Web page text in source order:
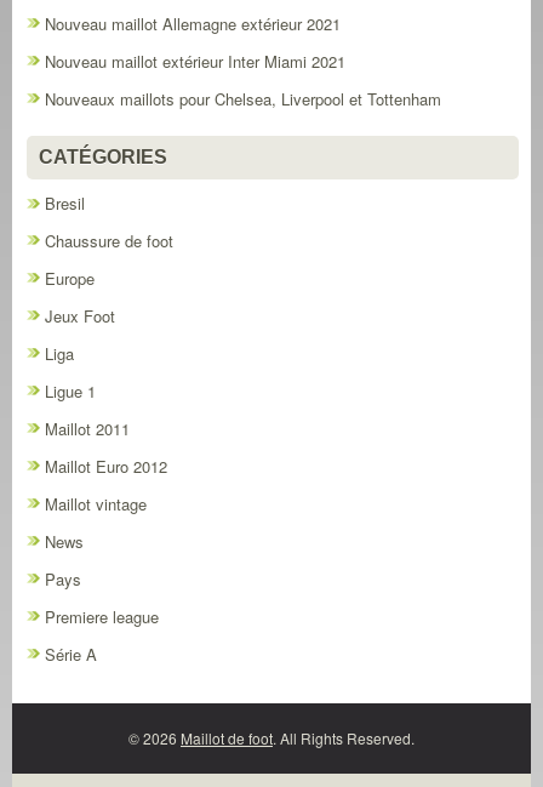
Nouveau maillot Allemagne extérieur 2021
Nouveau maillot extérieur Inter Miami 2021
Nouveaux maillots pour Chelsea, Liverpool et Tottenham
CATÉGORIES
Bresil
Chaussure de foot
Europe
Jeux Foot
Liga
Ligue 1
Maillot 2011
Maillot Euro 2012
Maillot vintage
News
Pays
Premiere league
Série A
© 2026 Maillot de foot. All Rights Reserved.